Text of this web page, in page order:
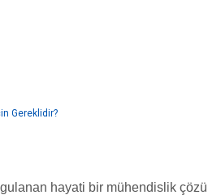
hayati bir mühendislik